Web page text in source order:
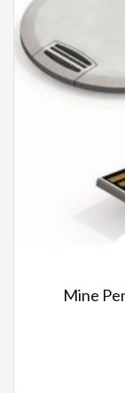
Mine